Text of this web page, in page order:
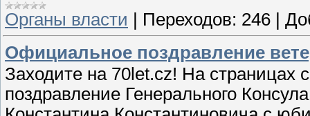
Органы власти
Переходов: 246
Официальное поздравление
Заходите на 70let.cz! На
поздравление Генерального